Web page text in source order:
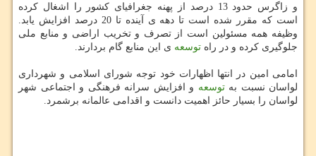
و زاگرس حدود 13 درصد از پهنه جغرافیای كشور را اشغال كرده
است كه مقرر شده است تا دهه ی آینده تا 20 درصد افزایش یابد.
وظیفه همه مسئولین است از تصرف و تخریب اراضی و منابع ملی
جلوگیری كرده و در راه توسعه ی این منابع گام بردارند.
امامی امین در انتها اظهارات خود توجه شورای اسلامی و شهرداری
لواسان نسبت بهتوسعه و افزایش سرانه فرهنگی و اجتماعی شهر
لواسان را بسیار حائز اهمیت دانست و اقدامی عالمانه برشمرد.